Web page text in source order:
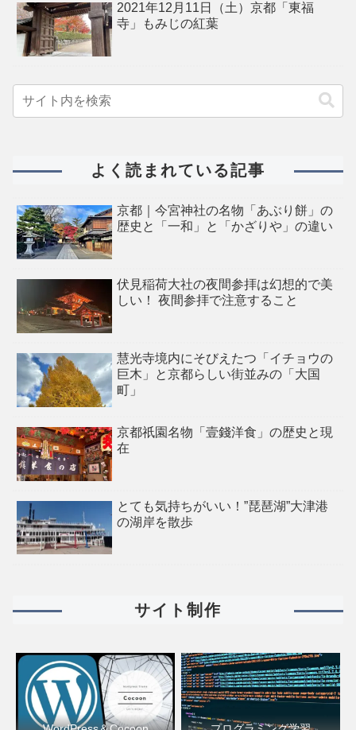
2021年12月11日（土）京都「東福
寺」もみじの紅葉
よく読まれている記事
京都｜今宮神社の名物「あぶり餅」の
歴史と「一和」と「かざりや」の違い
伏見稲荷大社の夜間参拝は幻想的で美
しい！ 夜間参拝で注意すること
慧光寺境内にそびえたつ「イチョウの
巨木」と京都らしい街並みの「大国
町」
京都祇園名物「壹錢洋食」の歴史と現
在
とても気持ちがいい！”琵琶湖”大津港
の湖岸を散歩
サイト制作